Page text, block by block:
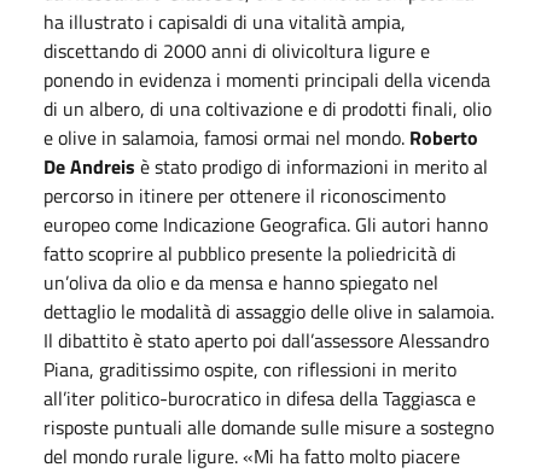
ha illustrato i capisaldi di una vitalità ampia,
discettando di 2000 anni di olivicoltura ligure e
ponendo in evidenza i momenti principali della vicenda
di un albero, di una coltivazione e di prodotti finali, olio
e olive in salamoia, famosi ormai nel mondo. Roberto
De Andreis è stato prodigo di informazioni in merito al
percorso in itinere per ottenere il riconoscimento
europeo come Indicazione Geografica. Gli autori hanno
fatto scoprire al pubblico presente la poliedricità di
un’oliva da olio e da mensa e hanno spiegato nel
dettaglio le modalità di assaggio delle olive in salamoia.
Il dibattito è stato aperto poi dall’assessore Alessandro
Piana, graditissimo ospite, con riflessioni in merito
all’iter politico-burocratico in difesa della Taggiasca e
risposte puntuali alle domande sulle misure a sostegno
del mondo rurale ligure. «Mi ha fatto molto piacere